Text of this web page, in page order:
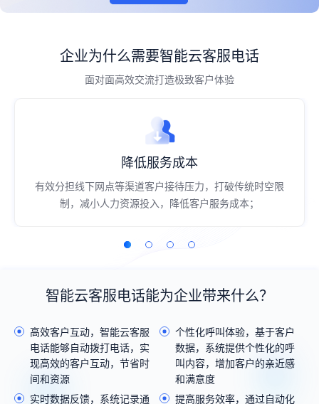
企业为什么需要智能云客服电话
面对面高效交流打造极致客户体验
降低服务成本
有效分担线下网点等渠道客户接待压力，打破传统时空限
制，减小人力资源投入，降低客户服务成本；
智能云客服电话能为企业带来什么？
高效客户互动，智能云客服
电话能够自动拨打电话，实
现高效的客户互动，节省时
间和资源
个性化呼叫体验，基于客户
数据，系统提供个性化的呼
叫内容，增加客户的亲近感
和满意度
实时数据反馈，系统记录通
提高服务效率，通过自动化